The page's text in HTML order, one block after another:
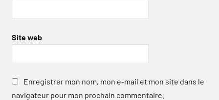
Site web
Enregistrer mon nom, mon e-mail et mon site dans le
navigateur pour mon prochain commentaire.